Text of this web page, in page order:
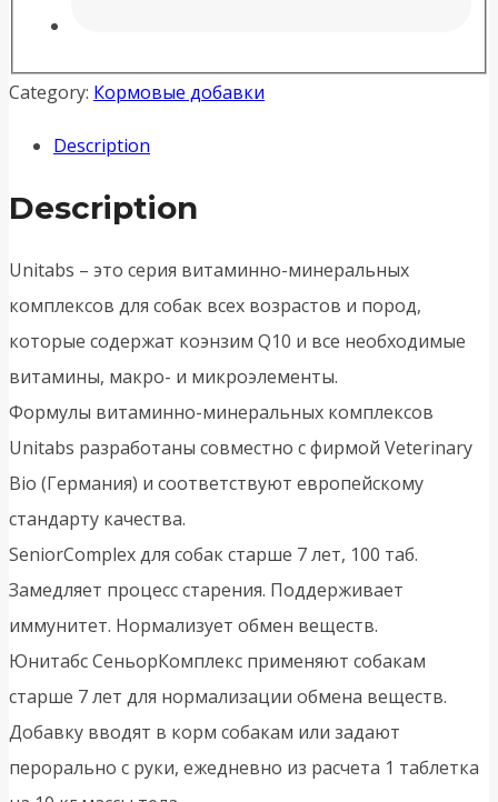
Category: Кормовые добавки
Description
Description
Unitabs – это серия витаминно-минеральных
комплексов для собак всех возрастов и пород,
которые содержат коэнзим Q10 и все необходимые
витамины, макро- и микроэлементы.
Формулы витаминно-минеральных комплексов
Unitabs разработаны совместно с фирмой Veterinary
Bio (Германия) и соответствуют европейскому
стандарту качества.
SeniorComplex для собак старше 7 лет, 100 таб.
Замедляет процесс старения. Поддерживает
иммунитет. Нормализует обмен веществ.
Юнитабс СеньорКомплекс применяют собакам
старше 7 лет для нормализации обмена веществ.
Добавку вводят в корм собакам или задают
перорально с руки, ежедневно из расчета 1 таблетка